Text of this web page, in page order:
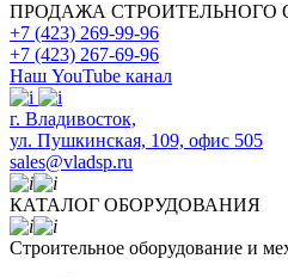
ПРОДАЖА
+7 (423) 269-99-96
+7 (423) 267-69-96
Наш YouTube канал
​г. Владивосток,
ул. Пушкинская, 109, офис 505
sales@vladsp.ru
КАТАЛОГ ОБОРУДОВАНИЯ
Строительное оборудование и